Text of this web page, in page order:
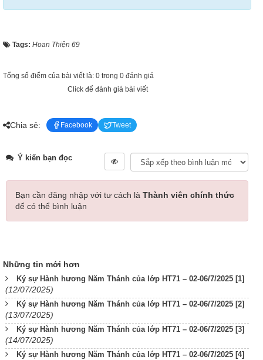
Tags: Hoan Thiện 69
Tổng số điểm của bài viết là: 0 trong 0 đánh giá
Click để đánh giá bài viết
Chia sẻ: Facebook Tweet
Ý kiến bạn đọc
Bạn cần đăng nhập với tư cách là Thành viên chính thức
để có thể bình luận
Những tin mới hơn
Ký sự Hành hương Năm Thánh của lớp HT71 – 02-06/7/2025 [1]
(12/07/2025)
Ký sự Hành hương Năm Thánh của lớp HT71 – 02-06/7/2025 [2]
(13/07/2025)
Ký sự Hành hương Năm Thánh của lớp HT71 – 02-06/7/2025 [3]
(14/07/2025)
Ký sự Hành hương Năm Thánh của lớp HT71 – 02-06/7/2025 [4]